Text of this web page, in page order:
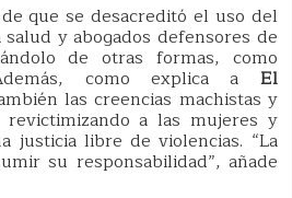
que se desacreditó el uso del
y abogados defensores de
de otras formas, como
como explica a El
las creencias machistas y
a las mujeres y
justicia libre de violencias. “La
su responsabilidad”, añade